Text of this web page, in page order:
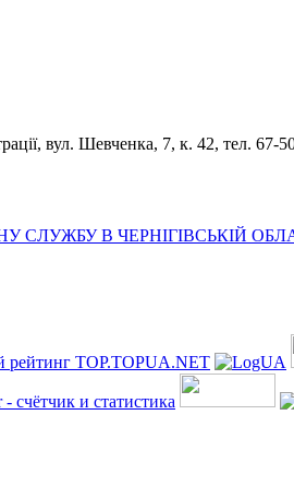
вул. Шевченка, 7, к. 42, тел. 67-
В ЧЕРНІГІВСЬКІЙ